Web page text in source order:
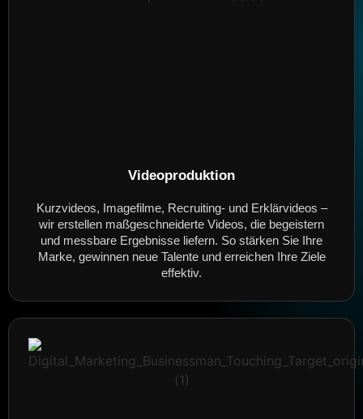
Videoproduktion
Kurzvideos, Imagefilme, Recruiting- und Erklärvideos –
wir erstellen maßgeschneiderte Videos, die begeistern
und messbare Ergebnisse liefern. So stärken Sie Ihre
Marke, gewinnen neue Talente und erreichen Ihre Ziele
effektiv.